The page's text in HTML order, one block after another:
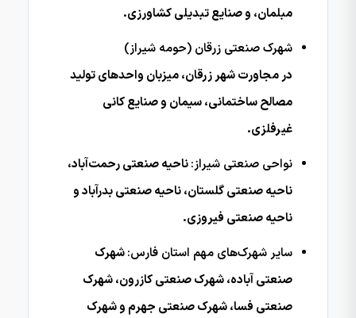
مبلمان، و صنایع تبدیلی کشاورزی.
شهرک صنعتی زرقان (حومه شیراز)
در مجاورت شهر زرقان، میزبان واحدهای تولید
مصالح ساختمانی، سیمان و صنایع کانی
غیرفلزی.
نواحی صنعتی شیراز:ناحیه صنعتی رحمت‌آباد،
ناحیه صنعتی گلستان، ناحیه صنعتی بدرآباد و
ناحیه صنعتی فیروزی.
سایر شهرک‌های مهم استان فارس:شهرک
صنعتی آباده، شهرک صنعتی کازرون، شهرک
صنعتی فسا، شهرک صنعتی جهرم و شهرک